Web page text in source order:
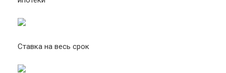
Ставка на весь срок